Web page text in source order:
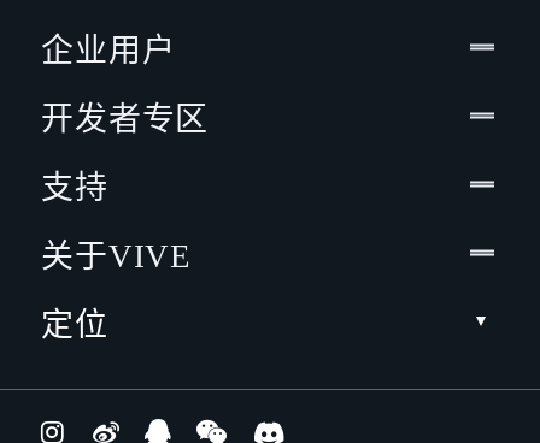
企业用户
开发者专区
支持
关于VIVE
定位